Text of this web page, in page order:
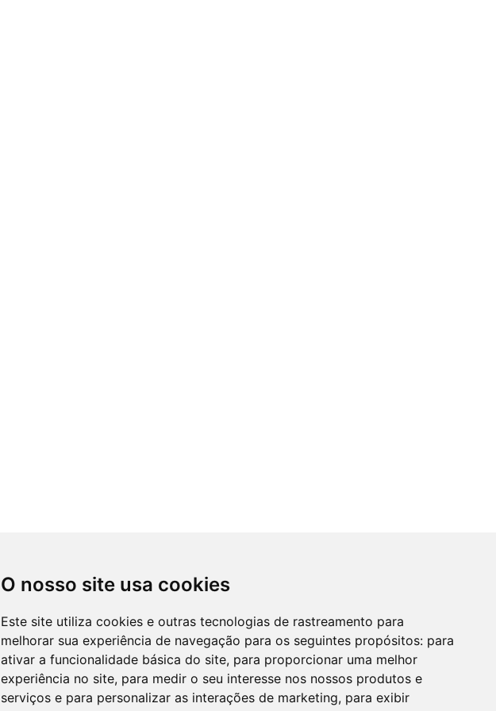
O nosso site usa cookies
Este site utiliza cookies e outras tecnologias de rastreamento para
melhorar sua experiência de navegação para os seguintes propósitos: para
ativar a funcionalidade básica do site, para proporcionar uma melhor
experiência no site, para medir o seu interesse nos nossos produtos e
serviços e para personalizar as interações de marketing, para exibir